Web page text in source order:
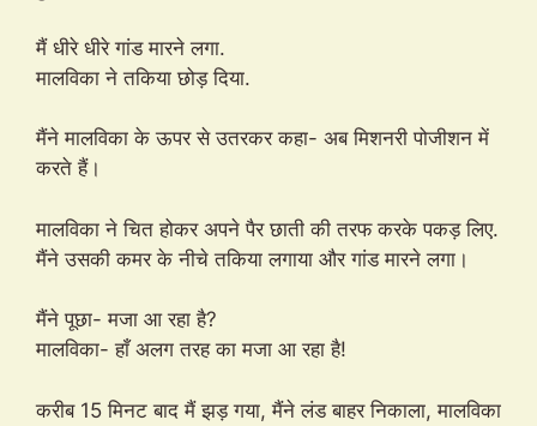
मैं धीरे धीरे गांड मारने लगा.
मालविका ने तकिया छोड़ दिया.
मैंने मालविका के ऊपर से उतरकर कहा- अब मिशनरी पोजीशन में
करते हैं।
मालविका ने चित होकर अपने पैर छाती की तरफ करके पकड़ लिए.
मैंने उसकी कमर के नीचे तकिया लगाया और गांड मारने लगा।
मैंने पूछा- मजा आ रहा है?
मालविका- हाँ अलग तरह का मजा आ रहा है!
करीब 15 मिनट बाद मैं झड़ गया, मैंने लंड बाहर निकाला, मालविका